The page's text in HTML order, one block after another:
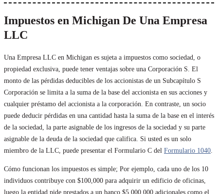
Impuestos en Michigan De Una Empresa
LLC
Una Empresa LLC en Michigan es sujeta a impuestos como sociedad, o
propiedad exclusiva, puede tener ventajas sobre una Corporación S. El
monto de las pérdidas deducibles de los accionistas de un Subcapítulo S
Corporación se limita a la suma de la base del accionista en sus acciones y
cualquier préstamo del accionista a la corporación. En contraste, un socio
puede deducir pérdidas en una cantidad hasta la suma de la base en el interés
de la sociedad, la parte asignable de los ingresos de la sociedad y su parte
asignable de la deuda de la sociedad que califica. Si usted es un solo
miembro de la LLC, puede presentar el Formulario C del Formulario 1040
Cómo funcionan los impuestos es simple; Por ejemplo, cada uno de los 10
individuos contribuye con $100,000 para adquirir un edificio de oficinas,
luego la entidad pide prestados a un banco $5,000,000 adicionales como el